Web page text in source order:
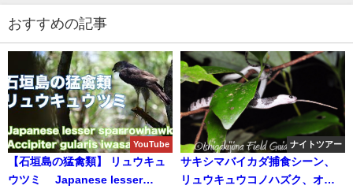
おすすめの記事
YouTube
【石垣島の猛禽類】 リュウキュ
ウツミ Japanese lesser
ナイトツアー
サキシマバイカダ捕食シーン、
リュウキュウコノハズク、オオ